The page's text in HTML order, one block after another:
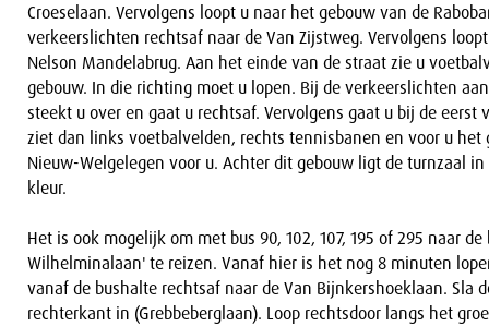
Croeselaan. Vervolgens loopt u naar het gebouw van de
verkeerslichten rechtsaf naar de Van Zijstweg. Vervolgens
Nelson Mandelabrug. Aan het einde van de straat zie u
gebouw. In die richting moet u lopen. Bij de verkeerslichten
steekt u over en gaat u rechtsaf. Vervolgens gaat u bij de eerst
ziet dan links voetbalvelden, rechts tennisbanen en voor u het
Nieuw-Welgelegen voor u. Achter dit gebouw ligt de turnzaal
kleur.
Het is ook mogelijk om met bus 90, 102, 107, 195 of 295 naar
Wilhelminalaan' te reizen. Vanaf hier is het nog 8 minuten
vanaf de bushalte rechtsaf naar de Van Bijnkershoeklaan. Sla
rechterkant in (Grebbeberglaan). Loop rechtsdoor langs het